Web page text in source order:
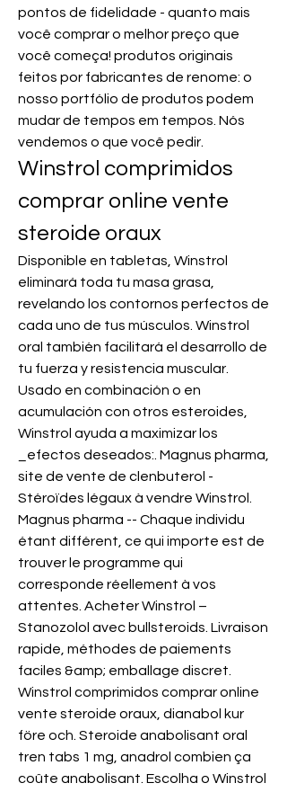
pontos de fidelidade - quanto mais
você comprar o melhor preço que
você começa! produtos originais
feitos por fabricantes de renome: o
nosso portfólio de produtos podem
mudar de tempos em tempos. Nós
vendemos o que você pedir.
Winstrol comprimidos
comprar online vente
steroide oraux
Disponible en tabletas, Winstrol
eliminará toda tu masa grasa,
revelando los contornos perfectos de
cada uno de tus músculos. Winstrol
oral también facilitará el desarrollo de
tu fuerza y resistencia muscular.
Usado en combinación o en
acumulación con otros esteroides,
Winstrol ayuda a maximizar los
_efectos deseados:. Magnus pharma,
site de vente de clenbuterol -
Stéroïdes légaux à vendre Winstrol.
Magnus pharma -- Chaque individu
étant différent, ce qui importe est de
trouver le programme qui
corresponde réellement à vos
attentes. Acheter Winstrol –
Stanozolol avec bullsteroids. Livraison
rapide, méthodes de paiements
faciles &amp; emballage discret.
Winstrol comprimidos comprar online
vente steroide oraux, dianabol kur
före och. Steroide anabolisant oral
tren tabs 1 mg, anadrol combien ça
coûte anabolisant. Escolha o Winstrol